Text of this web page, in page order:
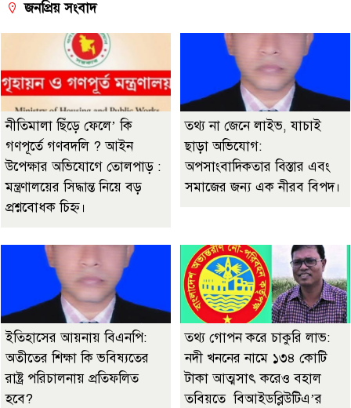
জনপ্রিয় সংবাদ
নীতিমালা ছিঁড়ে ফেলে’ কি
গণপূর্তে গণবদলি ? আইন
উপেক্ষার অভিযোগে তোলপাড় :
মন্ত্রণালয়ের সিদ্ধান্ত নিয়ে বড়
প্রশ্নবোধক চিহ্ন।
তথ্য না জেনে লাইভ, যাচাই
ছাড়া অভিযোগ:
অপসাংবাদিকতার বিস্তার এবং
সমাজের জন্য এক নীরব বিপদ।
ইতিহাসের আয়নায় বিএনপি:
অতীতের শিক্ষা কি ভবিষ্যতের
রাষ্ট্র পরিচালনায় প্রতিফলিত
হবে?
তথ্য গোপন করে চাকুরি লাভ:
নদী খননের নামে ১৩৪ কোটি
টাকা আত্মসাৎ করেও বহাল
তবিয়তে বিআইডব্লিউটিএ’র